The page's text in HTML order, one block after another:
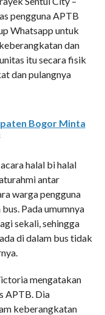
pengguna APTB
Whatsapp untuk
dan
itu secara fisik
dan pulangnya
Bogor Minta
halal bi halal
antar
warga pengguna
Pada umumnya
sekali, sehingga
di dalam bus tidak
mengatakan
APTB. Dia
keberangkatan